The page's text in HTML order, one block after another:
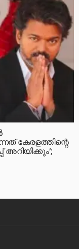
കേരളത്തിന്റെ
അറിയിക്കും’;